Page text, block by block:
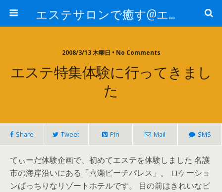
エステサロンで癒す@エステ～全国エステ情報
2008/3/13 木曜日 • No Comments
エステ特集体験に行ってきまし
た
Share Tweet Pin Mail SMS
てぃーだ体験企画で、初めてエステを体験しました 名護
市の海岸沿いにある「喜瀬ビーチパレス」。 ロケーショ
ンばっちりなリゾートホテルです。 目の前はきれいなビ